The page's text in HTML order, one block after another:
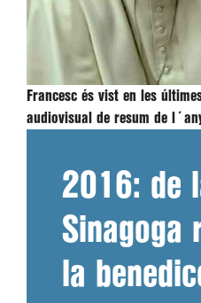
Francesc és vist en les
audiovisual de resum de
2016: de
Sinagoga
la